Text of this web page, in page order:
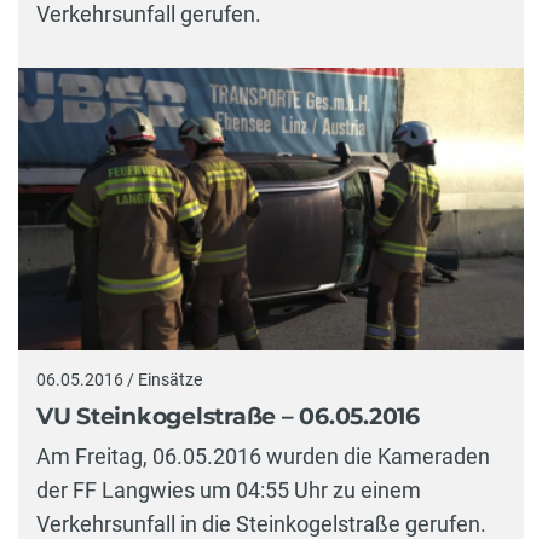
Verkehrsunfall gerufen.
06.05.2016 / Einsätze
VU Steinkogelstraße – 06.05.2016
Am Freitag, 06.05.2016 wurden die Kameraden
der FF Langwies um 04:55 Uhr zu einem
Verkehrsunfall in die Steinkogelstraße gerufen.